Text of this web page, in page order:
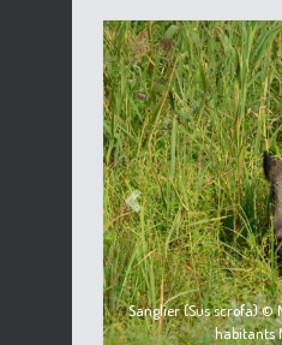
Sanglier (Sus scrofa) ©
habitants
Previous